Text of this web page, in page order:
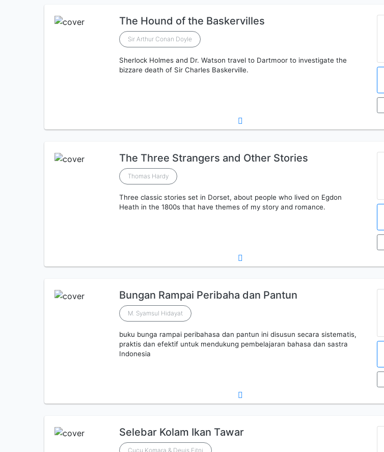
The Hound of the Baskervilles
Sir Arthur Conan Doyle
Sherlock Holmes and Dr. Watson travel to Dartmoor to investigate the
bizzare death of Sir Charles Baskerville.
The Three Strangers and Other Stories
Thomas Hardy
Three classic stories set in Dorset, about people who lived on Egdon
Heath in the 1800s that have themes of my story and romance.
Bungan Rampai Peribaha dan Pantun
M. Syamsul Hidayat
buku bunga rampai peribahasa dan pantun ini disusun secara sistematis,
praktis dan efektif untuk mendukung pembelajaran bahasa dan sastra
Indonesia
Selebar Kolam Ikan Tawar
Cucu Komara & Deuis Fitni